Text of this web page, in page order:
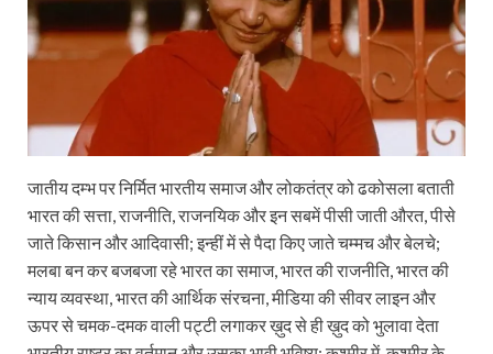
जातीय दम्भ पर निर्मित भारतीय समाज और लोकतंत्र को ढकोसला बताती
भारत की सत्ता, राजनीति, राजनयिक और इन सबमें पीसी जाती औरत, पीसे
जाते किसान और आदिवासी; इन्हीं में से पैदा किए जाते चम्मच और बेलचे;
मलबा बन कर बजबजा रहे भारत का समाज, भारत की राजनीति, भारत की
न्याय व्यवस्था, भारत की आर्थिक संरचना, मीडिया की सीवर लाइन और
ऊपर से चमक-दमक वाली पट्टी लगाकर ख़ुद से ही ख़ुद को भुलावा देता